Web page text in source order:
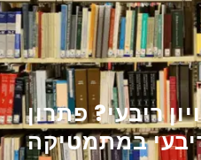
ריבעי? פתרון
במתמטיקה